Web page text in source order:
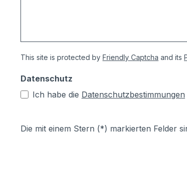
This site is protected by Friendly Captcha and its
Datenschutz
Ich habe die Datenschutzbestimmungen
Die mit einem Stern (*) markierten Felder